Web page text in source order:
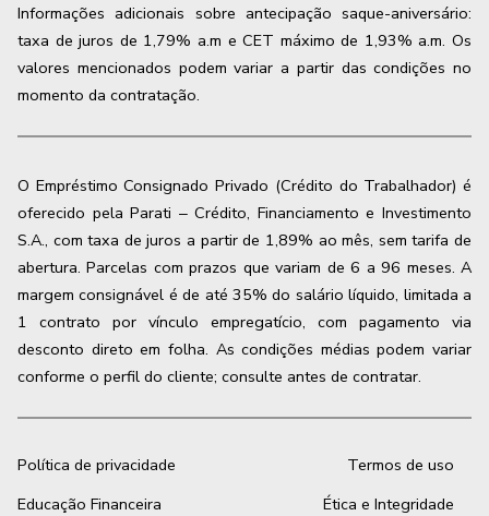
Informações adicionais sobre antecipação saque-aniversário:
taxa de juros de 1,79% a.m e CET máximo de 1,93% a.m. Os
valores mencionados podem variar a partir das condições no
momento da contratação.
O Empréstimo Consignado Privado (Crédito do Trabalhador) é
oferecido pela Parati – Crédito, Financiamento e Investimento
S.A., com taxa de juros a partir de 1,89% ao mês, sem tarifa de
abertura. Parcelas com prazos que variam de 6 a 96 meses. A
margem consignável é de até 35% do salário líquido, limitada a
1 contrato por vínculo empregatício, com pagamento via
desconto direto em folha. As condições médias podem variar
conforme o perfil do cliente; consulte antes de contratar.
Política de privacidade
Termos de uso
Educação Financeira
Ética e Integridade